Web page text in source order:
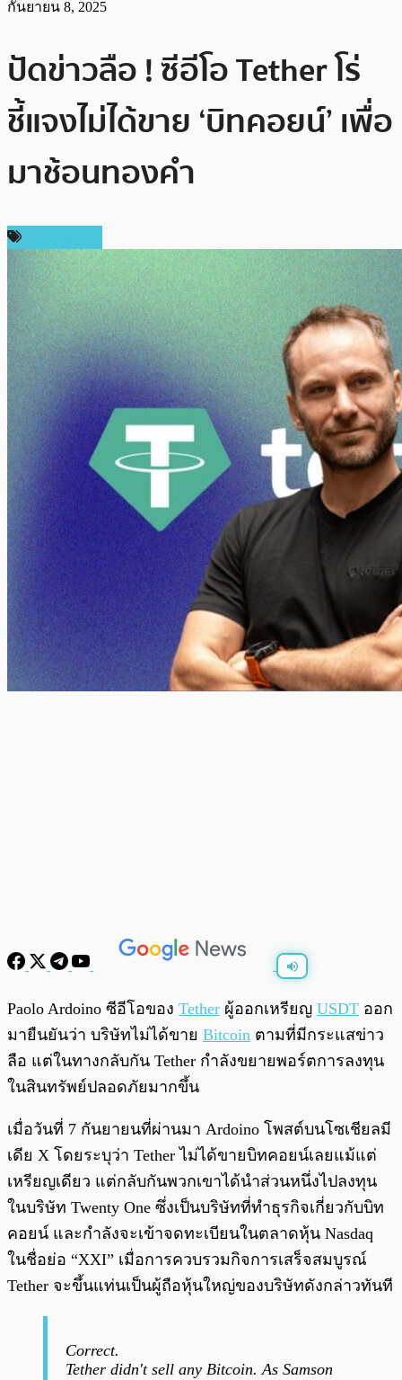
กันยายน 8, 2025
ปัดข่าวลือ ! ซีอีโอ Tether โร่
ชี้แจงไม่ได้ขาย ‘บิทคอยน์’ เพื่อ
มาช้อนทองคำ
Paolo Ardoino ซีอีโอของ Tether ผู้ออกเหรียญ USDT ออก
มายืนยันว่า บริษัทไม่ได้ขาย Bitcoin ตามที่มีกระแสข่าว
ลือ แต่ในทางกลับกัน Tether กำลังขยายพอร์ตการลงทุน
ในสินทรัพย์ปลอดภัยมากขึ้น
เมื่อวันที่ 7 กันยายนที่ผ่านมา Ardoino โพสต์บนโซเชียลมี
เดีย X โดยระบุว่า Tether ไม่ได้ขายบิทคอยน์เลยแม้แต่
เหรียญเดียว แต่กลับกันพวกเขาได้นำส่วนหนึ่งไปลงทุน
ในบริษัท Twenty One ซึ่งเป็นบริษัทที่ทำธุรกิจเกี่ยวกับบิท
คอยน์ และกำลังจะเข้าจดทะเบียนในตลาดหุ้น Nasdaq
ในชื่อย่อ “XXI” เมื่อการควบรวมกิจการเสร็จสมบูรณ์
Tether จะขึ้นแท่นเป็นผู้ถือหุ้นใหญ่ของบริษัทดังกล่าวทันที
Correct.
Tether didn't sell any Bitcoin. As Samson